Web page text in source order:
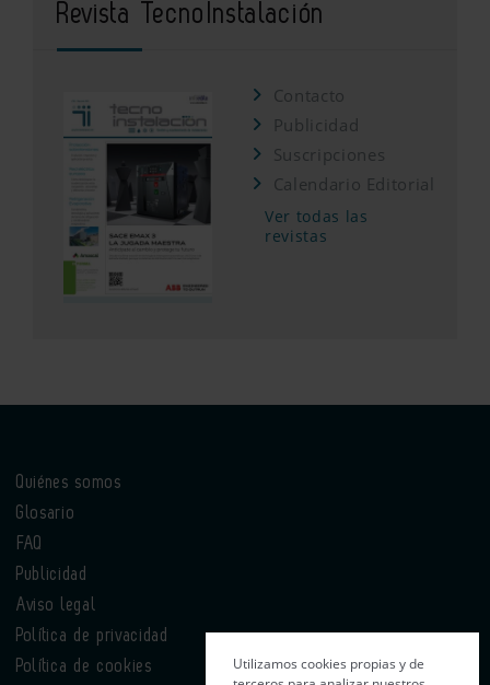
Revista TecnoInstalación
Contacto
Publicidad
Suscripciones
Calendario Editorial
Ver todas las
revistas
Quiénes somos
Glosario
FAQ
Publicidad
Aviso legal
Política de privacidad
Política de cookies
Utilizamos cookies propias y de